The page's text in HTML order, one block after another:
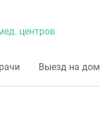
центров
Выезд на дом